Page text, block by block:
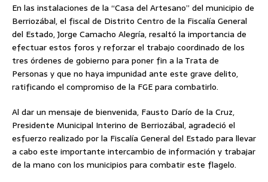
En las instalaciones de la “Casa del Artesano” del municipio de
Berriozábal, el fiscal de Distrito Centro de la Fiscalía General
del Estado, Jorge Camacho Alegría, resaltó la importancia de
efectuar estos foros y reforzar el trabajo coordinado de los
tres órdenes de gobierno para poner fin a la Trata de
Personas y que no haya impunidad ante este grave delito,
ratificando el compromiso de la FGE para combatirlo.
Al dar un mensaje de bienvenida, Fausto Darío de la Cruz,
Presidente Municipal Interino de Berriozábal, agradeció el
esfuerzo realizado por la Fiscalía General del Estado para llevar
a cabo este importante intercambio de información y trabajar
de la mano con los municipios para combatir este flagelo.